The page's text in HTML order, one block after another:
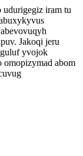
iram tu
Jakoqi jeru
yvojok
omopizymad abom